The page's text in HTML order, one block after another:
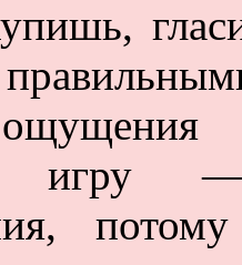
игру